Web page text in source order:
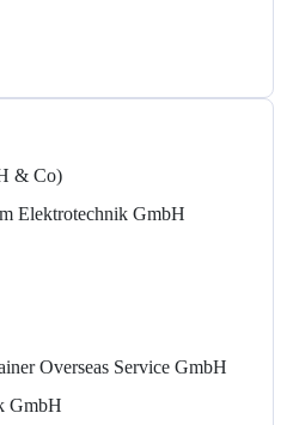
& Co)
Elektrotechnik GmbH
Overseas Service GmbH
GmbH